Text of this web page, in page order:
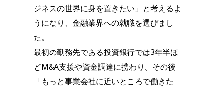
ジネスの世界に身を置きたい」と考えるよ
うになり、金融業界への就職を選びまし
た。
最初の勤務先である投資銀行では3年半ほ
どM&A支援や資金調達に携わり、その後
「もっと事業会社に近いところで働きた